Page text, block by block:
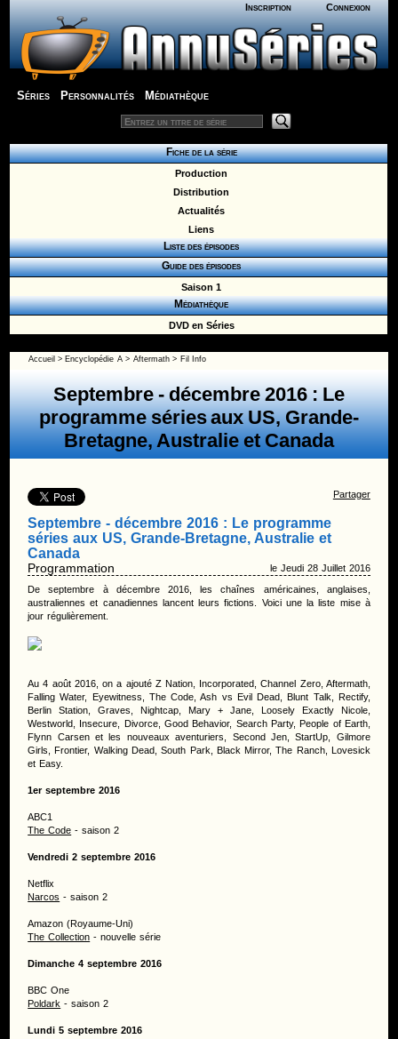
Inscription Connexion
Séries Personnalités Médiathèque
Fiche de la série
Production
Distribution
Actualités
Liens
Liste des épisodes
Guide des épisodes
Saison 1
Médiathèque
DVD en Séries
Accueil > Encyclopédie A> Aftermath> Fil Info
Septembre - décembre 2016 : Le
programme séries aux US, Grande-
Bretagne, Australie et Canada
Partager
Septembre - décembre 2016 : Le programme
séries aux US, Grande-Bretagne, Australie et
Canada
le Jeudi 28 Juillet 2016
Programmation
De septembre à décembre 2016, les chaînes américaines, anglaises,
australiennes et canadiennes lancent leurs fictions. Voici une la liste mise à
jour régulièrement.
Au 4 août 2016, on a ajouté Z Nation, Incorporated, Channel Zero, Aftermath,
Falling Water, Eyewitness, The Code, Ash vs Evil Dead, Blunt Talk, Rectify,
Berlin Station, Graves, Nightcap, Mary + Jane, Loosely Exactly Nicole,
Westworld, Insecure, Divorce, Good Behavior, Search Party, People of Earth,
Flynn Carsen et les nouveaux aventuriers, Second Jen, StartUp, Gilmore
Girls, Frontier, Walking Dead, South Park, Black Mirror, The Ranch, Lovesick
et Easy.
1er septembre 2016
ABC1
The Code - saison 2
Vendredi 2 septembre 2016
Netflix
Narcos - saison 2
Amazon (Royaume-Uni)
The Collection - nouvelle série
Dimanche 4 septembre 2016
BBC One
Poldark - saison 2
Lundi 5 septembre 2016